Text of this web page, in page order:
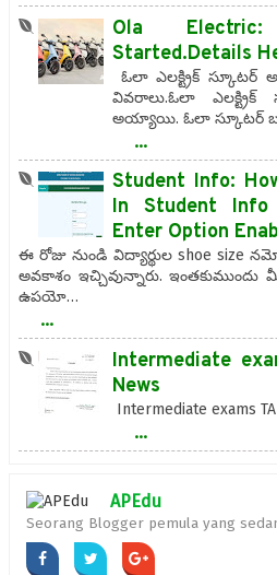
Ola
Started.Details
ఓలా ఎల‌క్ట్రిక్
వివరాలు.ఓలా ఎల‌క్ట్రిక్
అయ్యాయి. ఓలా స్కూట‌ర్
...
Student Info:
In Student Info
Enter Option
ఈ రోజు నుండి విద్యార్థుల shoe size
అవకాశం ఇచ్చివున్నారు.
ఉపయో…
...
Intermediate
News
Intermediate exams
...
APEdu
Seorang Blogger pemula yang